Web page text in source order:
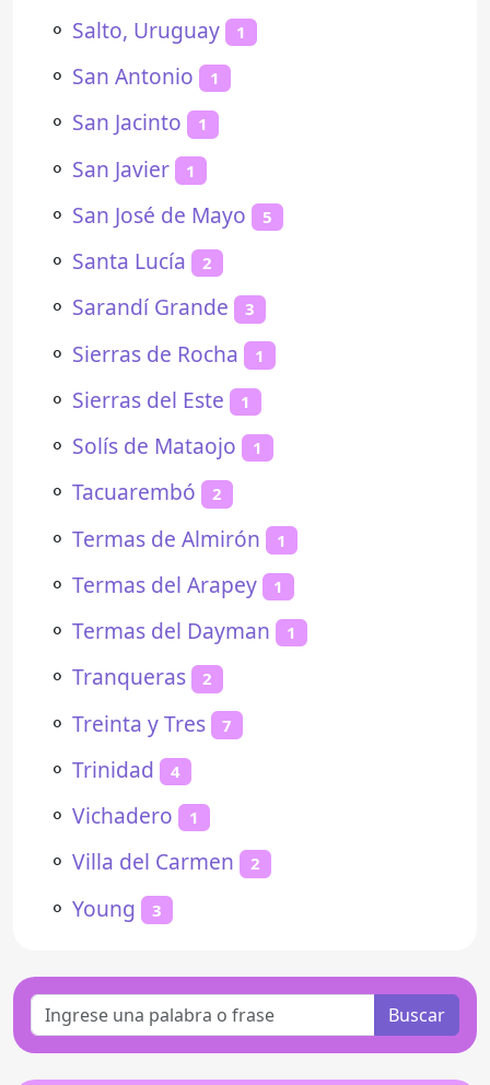
⚬ Salto, Uruguay 1
⚬ San Antonio 1
⚬ San Jacinto 1
⚬ San Javier 1
⚬ San José de Mayo 5
⚬ Santa Lucía 2
⚬ Sarandí Grande 3
⚬ Sierras de Rocha 1
⚬ Sierras del Este 1
⚬ Solís de Mataojo 1
⚬ Tacuarembó 2
⚬ Termas de Almirón 1
⚬ Termas del Arapey 1
⚬ Termas del Dayman 1
⚬ Tranqueras 2
⚬ Treinta y Tres 7
⚬ Trinidad 4
⚬ Vichadero 1
⚬ Villa del Carmen 2
⚬ Young 3
Buscar